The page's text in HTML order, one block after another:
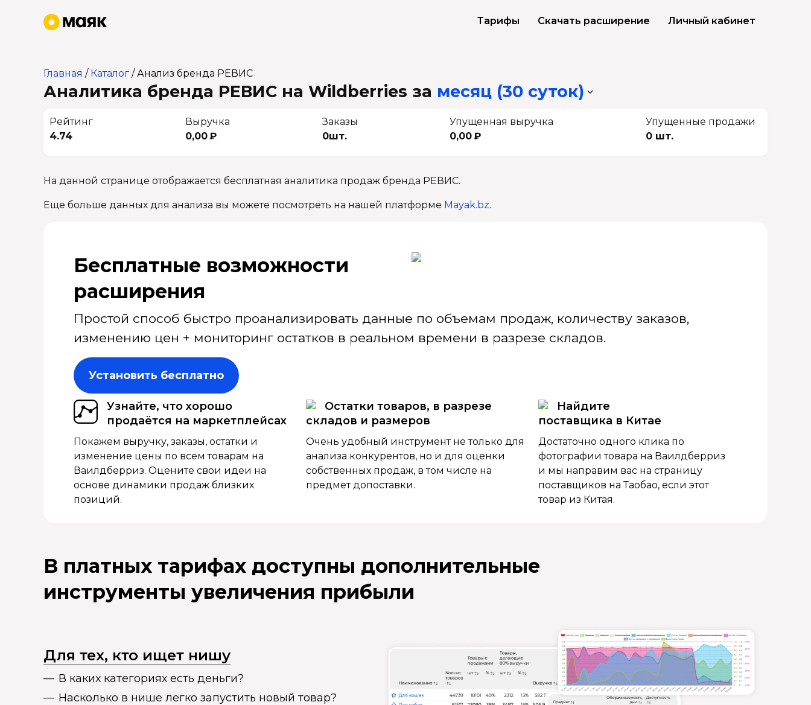
Тарифы Скачать расширение Личный кабинет
Главная / Каталог /Анализ бренда РЕВИС
Аналитика бренда РЕВИС на Wildberries за месяц (30 суток)
Рейтинг
4.74
Выручка
0,00 ₽
Заказы
0шт.
Упущенная выручка
0,00 ₽
Упущенные продажи
0 шт.
На данной странице отображается бесплатная аналитика продаж бренда РЕВИС.
Еще больше данных для анализа вы можете посмотреть на нашей платформе Mayak.bz.
Бесплатные возмож­ности
расширения
Простой способ быстро проанализировать данные по объемам продаж, количеству заказов,
изменению цен + мониторинг остатков в реальном времени в разрезе складов.
Установить бесплатно
Узнайте, что хорошо
продаётся на маркетплейсах
Покажем выручку, заказы, остатки и
изменение цены по всем товарам на
Ваилдберриз. Оцените свои идеи на
основе динамики продаж близких
позиций.
Остатки товаров, в разрезе
складов и размеров
Очень удобный инструмент не только для
анализа конкурентов, но и для оценки
собственных продаж, в том числе на
предмет допоставки.
Найдите
поставщика в Китае
Достаточно одного клика по
фотографии товара на Ваилдберриз
и мы направим вас на страницу
поставщиков на Таобао, если этот
товар из Китая.
В платных тарифах доступны дополнительные
инструменты увеличения прибыли
Для тех, кто ищет нишу
В каких категориях есть деньги?
Насколько в нише легко запустить новый товар?